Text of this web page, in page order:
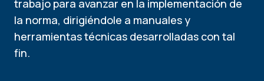
trabajo para avanzar en la implementación de
la norma, dirigiéndole a manuales y
herramientas técnicas desarrolladas con tal
fin.